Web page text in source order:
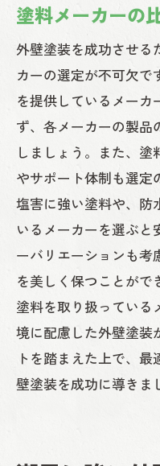
塗料メーカーの
外壁塗装を成功させる
カーの選定が不可欠
を提供しているメーカ
ず、各メーカーの製品
しましょう。また、
やサポート体制も選定
塩害に強い塗料や、防
いるメーカーを選ぶと
ーバリエーションも考
を美しく保つことがで
塗料を取り扱っている
境に配慮した外壁塗装
トを踏まえた上で、
壁塗装を成功に導きま